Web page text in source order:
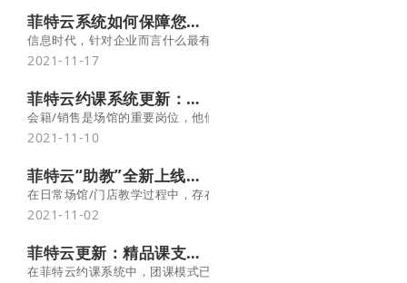
菲特云系统如何保障您的数据安全？
信息时代，针对企业而言什么最有价值？一定是数据！许多馆主在开
2021-11-17
菲特云约课系统更新：会籍顾问新增发卡权限
会籍/销售是场馆的重要岗位，他们所有的工作都是围绕着卖卡、卖
2021-11-10
菲特云“助教”全新上线，助你教学更轻松！
在日常场馆/门店教学过程中，存在多个老师同时授课的情况，为此，
2021-11-02
菲特云更新：精品课支持给老师发送上课提醒
在菲特云约课系统中，团课模式已支持给老师发送上课通知短信。本